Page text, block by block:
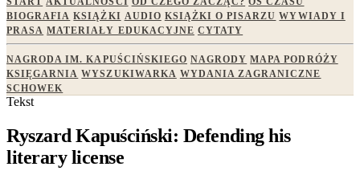
BIOGRAFIA KSIĄŻKI AUDIO KSIĄŻKI O PISARZU WYWIADY I
PRASA MATERIAŁY EDUKACYJNE CYTATY
NAGRODA IM. KAPUŚCIŃSKIEGO NAGRODY MAPA PODRÓŻY
KSIĘGARNIA WYSZUKIWARKA WYDANIA ZAGRANICZNE
SCHOWEK
Tekst
Ryszard Kapuściński: Defending his
literary license